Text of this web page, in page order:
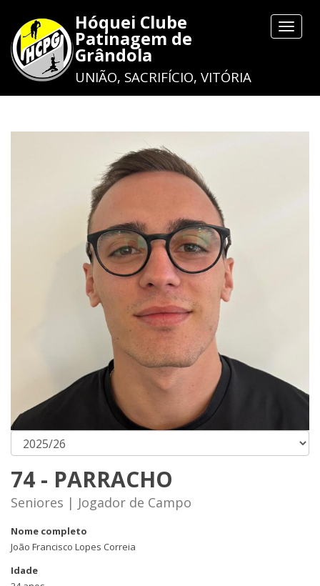
Toggle
Hóquei Clube
Patinagem de
Grândola
UNIÃO, SACRIFÍCIO, VITÓRIA
74 - PARRACHO
Seniores | Jogador de Campo
Nome completo
João Francisco Lopes Correia
Idade